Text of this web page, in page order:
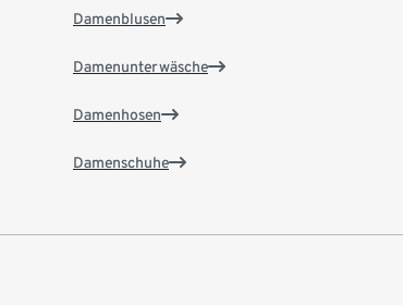
Damenblusen
Damenunterwäsche
Damenhosen
Damenschuhe